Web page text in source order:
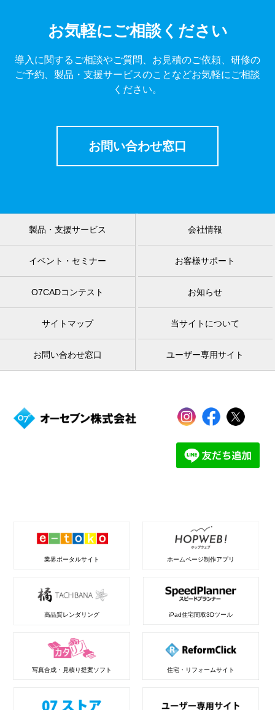
お気軽にご相談ください
導入に関するご相談やご質問、お見積のご依頼、研修の
ご予約、製品・支援サービスのことなどお気軽にご相談
ください。
お問い合わせ窓口
製品・支援サービス 会社情報
イベント・セミナー お客様サポート
O7CADコンテスト お知らせ
サイトマップ 当サイトについて
お問い合わせ窓口 ユーザー専用サイト
業界ポータルサイト ホームページ制作アプリ
高品質レンダリング iPad住宅間取3Dツール
写真合成・見積り提案ソフト 住宅・リフォームサイト